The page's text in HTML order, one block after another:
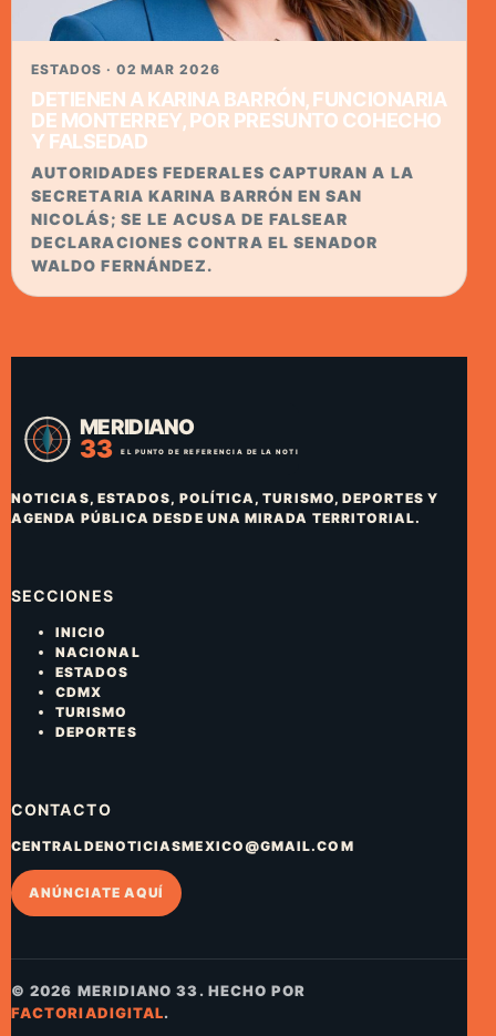
ESTADOS · 02 MAR 2026
DETIENEN A KARINA BARRÓN, FUNCIONARIA
DE MONTERREY, POR PRESUNTO COHECHO
Y FALSEDAD
AUTORIDADES FEDERALES CAPTURAN A LA
SECRETARIA KARINA BARRÓN EN SAN
NICOLÁS; SE LE ACUSA DE FALSEAR
DECLARACIONES CONTRA EL SENADOR
WALDO FERNÁNDEZ.
NOTICIAS, ESTADOS, POLÍTICA, TURISMO, DEPORTES Y
AGENDA PÚBLICA DESDE UNA MIRADA TERRITORIAL.
SECCIONES
INICIO
NACIONAL
ESTADOS
CDMX
TURISMO
DEPORTES
CONTACTO
CENTRALDENOTICIASMEXICO@GMAIL.COM
ANÚNCIATE AQUÍ
© 2026 MERIDIANO 33. HECHO POR
FACTORIADIGITAL.